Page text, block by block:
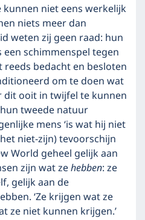
kunnen niet eens werkelijk
niets meer dan
weten zij geen raad: hun
schimmenspel tegen
bedacht en besloten
om te doen wat
dit ooit in twijfel te kunnen
tweede natuur
mens ‘is wat hij niet
niet-zijn) tevoorschijn
World geheel gelijk aan
zijn wat zehebben: ze
gelijk aan de
‘Ze krijgen wat ze
ze niet kunnen krijgen.’